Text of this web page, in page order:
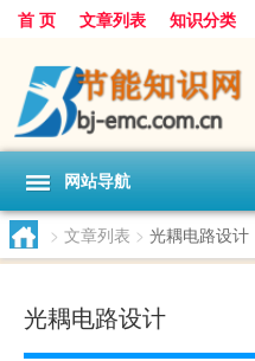
首 页 文章列表 知识分类
网站导航
> 文章列表 > 光耦电路设计
光耦电路设计